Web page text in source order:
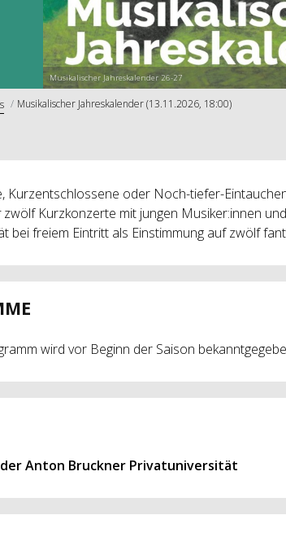
Musikalischer Jahreskalender 26-27
Musikalischer Jahreskalender (13.11.2026, 18:00)
Kurzentschlossene oder Noch-tiefer-
zwölf Kurzkonzerte mit jungen Musiker:innen
bei freiem Eintritt als Einstimmung auf zwölf
wird vor Beginn der Saison
Anton Bruckner Privatuniversität